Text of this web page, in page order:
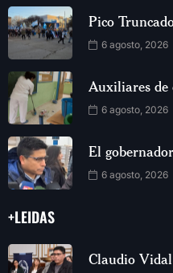
Pico
6 agosto, 2026
Auxiliares de
6 agosto, 2026
El
6 agosto, 2026
+LEIDAS
Claudio